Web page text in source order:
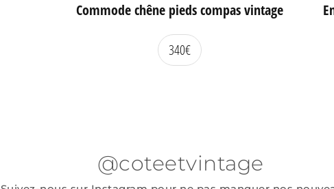
Commode chêne pieds compas vintage
340€
@coteetvintage